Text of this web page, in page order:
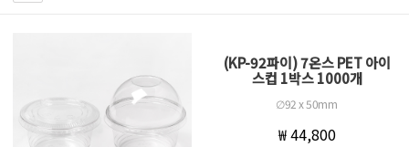
(KP-92파이) 7온스 PET 아이
스컵 1박스 1000개
∅92 x 50mm
₩ 44,800